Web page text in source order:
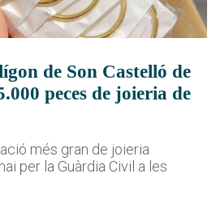
de Son Castelló de
peces de joieria de
més gran de joieria
per la Guàrdia Civil a les